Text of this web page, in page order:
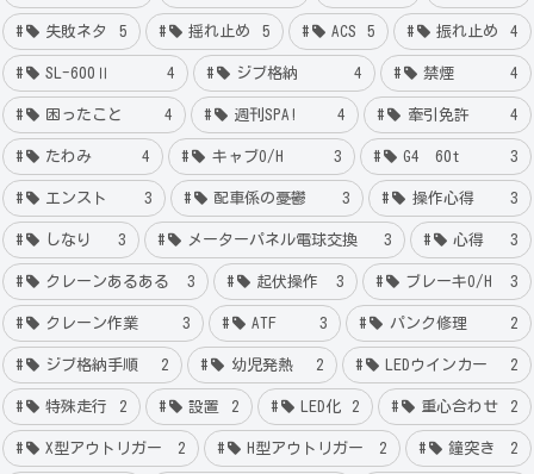
失敗ネタ 5 揺れ止め 5 ACS 5 振れ止め 4
SL-600Ⅱ 4 ジブ格納 4 禁煙 4
困ったこと 4 週刊SPA! 4 牽引免許 4
たわみ 4 キャブO/H 3 G4 60t 3
エンスト 3 配車係の憂鬱 3 操作心得 3
しなり 3 メーターパネル電球交換 3 心得 3
クレーンあるある 3 起伏操作 3 ブレーキO/H 3
クレーン作業 3 ATF 3 パンク修理 2
ジブ格納手順 2 幼児発熱 2 LEDウインカー 2
特殊走行 2 設置 2 LED化 2 重心合わせ 2
X型アウトリガー 2 H型アウトリガー 2 鐘突き 2